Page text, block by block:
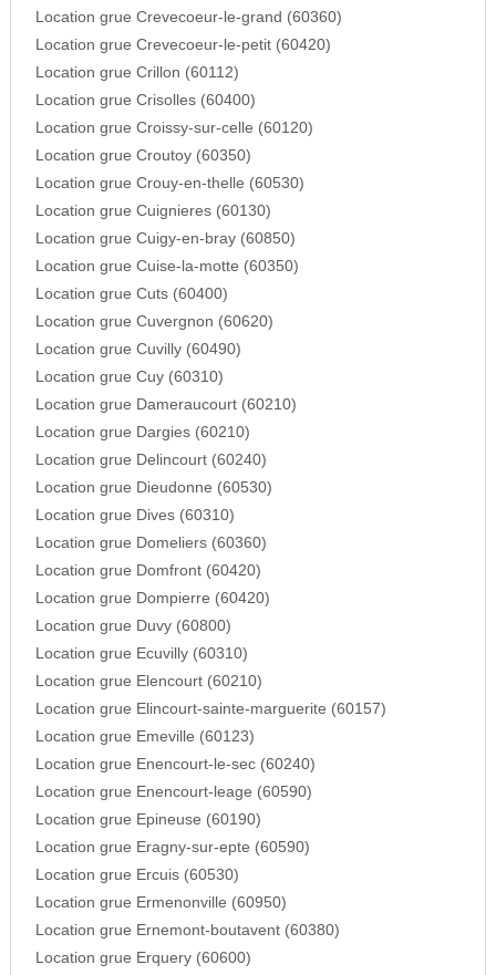
Location grue Crevecoeur-le-grand (60360)
Location grue Crevecoeur-le-petit (60420)
Location grue Crillon (60112)
Location grue Crisolles (60400)
Location grue Croissy-sur-celle (60120)
Location grue Croutoy (60350)
Location grue Crouy-en-thelle (60530)
Location grue Cuignieres (60130)
Location grue Cuigy-en-bray (60850)
Location grue Cuise-la-motte (60350)
Location grue Cuts (60400)
Location grue Cuvergnon (60620)
Location grue Cuvilly (60490)
Location grue Cuy (60310)
Location grue Dameraucourt (60210)
Location grue Dargies (60210)
Location grue Delincourt (60240)
Location grue Dieudonne (60530)
Location grue Dives (60310)
Location grue Domeliers (60360)
Location grue Domfront (60420)
Location grue Dompierre (60420)
Location grue Duvy (60800)
Location grue Ecuvilly (60310)
Location grue Elencourt (60210)
Location grue Elincourt-sainte-marguerite (60157)
Location grue Emeville (60123)
Location grue Enencourt-le-sec (60240)
Location grue Enencourt-leage (60590)
Location grue Epineuse (60190)
Location grue Eragny-sur-epte (60590)
Location grue Ercuis (60530)
Location grue Ermenonville (60950)
Location grue Ernemont-boutavent (60380)
Location grue Erquery (60600)